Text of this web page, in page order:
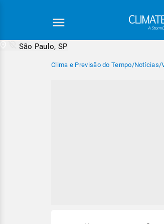
São Paulo, SP
Clima e Previsão do Tempo/Notícias/